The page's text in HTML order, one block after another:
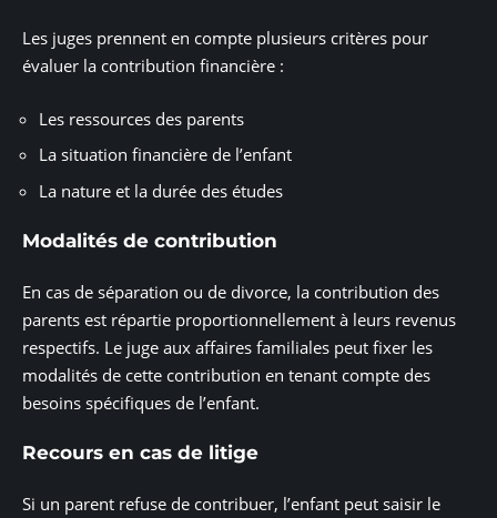
Les juges prennent en compte plusieurs critères pour
évaluer la contribution financière :
Les ressources des parents
La situation financière de l’enfant
La nature et la durée des études
Modalités de contribution
En cas de séparation ou de divorce, la contribution des
parents est répartie proportionnellement à leurs revenus
respectifs. Le juge aux affaires familiales peut fixer les
modalités de cette contribution en tenant compte des
besoins spécifiques de l’enfant.
Recours en cas de litige
Si un parent refuse de contribuer, l’enfant peut saisir le